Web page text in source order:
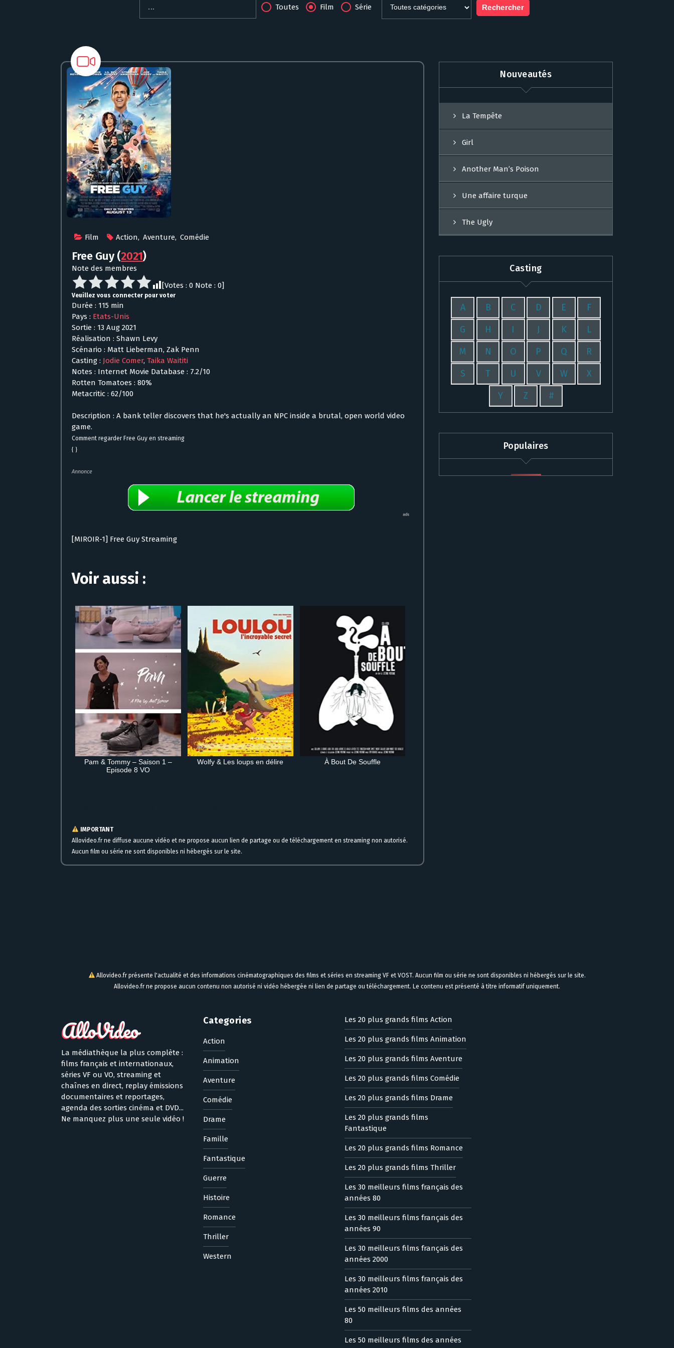
Toutes Film Série
Film Action, Aventure, Comédie
Free Guy(2021)
Note des membres
[Votes : 0 Note : 0]
Veuillez vous connecter pour voter
Durée : 115 min
Pays : Etats-Unis
Sortie : 13 Aug 2021
Réalisation : Shawn Levy
Scénario : Matt Lieberman, Zak Penn
Casting : Jodie Comer, Taika Waititi
Notes : Internet Movie Database : 7.2/10
Rotten Tomatoes : 80%
Metacritic : 62/100
Description : A bank teller discovers that he's actually an NPC inside a brutal, open world video
game.
Comment regarder Free Guy en streaming
{ }
Annonce
[MIROIR-1] Free Guy Streaming
Voir aussi :
Pam & Tommy – Saison 1 –
Episode 8 VO
Wolfy & Les loups en délire À Bout De Souffle
IMPORTANT
Allovideo.fr ne diffuse aucune vidéo et ne propose aucun lien de partage ou de téléchargement en streaming non autorisé.
Aucun film ou série ne sont disponibles ni hébergés sur le site.
Nouveautés
La Tempête
Girl
Another Man’s Poison
Une affaire turque
The Ugly
Casting
A B C D E F
G H I J K L
M N O P Q R
S T U V W X
Y Z #
Populaires
Allovideo.fr présente l'actualité et des informations cinématographiques des films et séries en streaming VF et VOST. Aucun film ou série ne sont disponibles ni hébergés sur le site.
Allovideo.fr ne propose aucun contenu non autorisé ni vidéo hébergée ni lien de partage ou téléchargement. Le contenu est présenté à titre informatif uniquement.
La médiathèque la plus complète :
films français et internationaux,
séries VF ou VO, streaming et
chaînes en direct, replay émissions
documentaires et reportages,
agenda des sorties cinéma et DVD...
Ne manquez plus une seule vidéo !
Categories
Action
Animation
Aventure
Comédie
Drame
Famille
Fantastique
Guerre
Histoire
Romance
Thriller
Western
Les 20 plus grands films Action
Les 20 plus grands films Animation
Les 20 plus grands films Aventure
Les 20 plus grands films Comédie
Les 20 plus grands films Drame
Les 20 plus grands films
Fantastique
Les 20 plus grands films Romance
Les 20 plus grands films Thriller
Les 30 meilleurs films français des
années 80
Les 30 meilleurs films français des
années 90
Les 30 meilleurs films français des
années 2000
Les 30 meilleurs films français des
années 2010
Les 50 meilleurs films des années
80
Les 50 meilleurs films des années